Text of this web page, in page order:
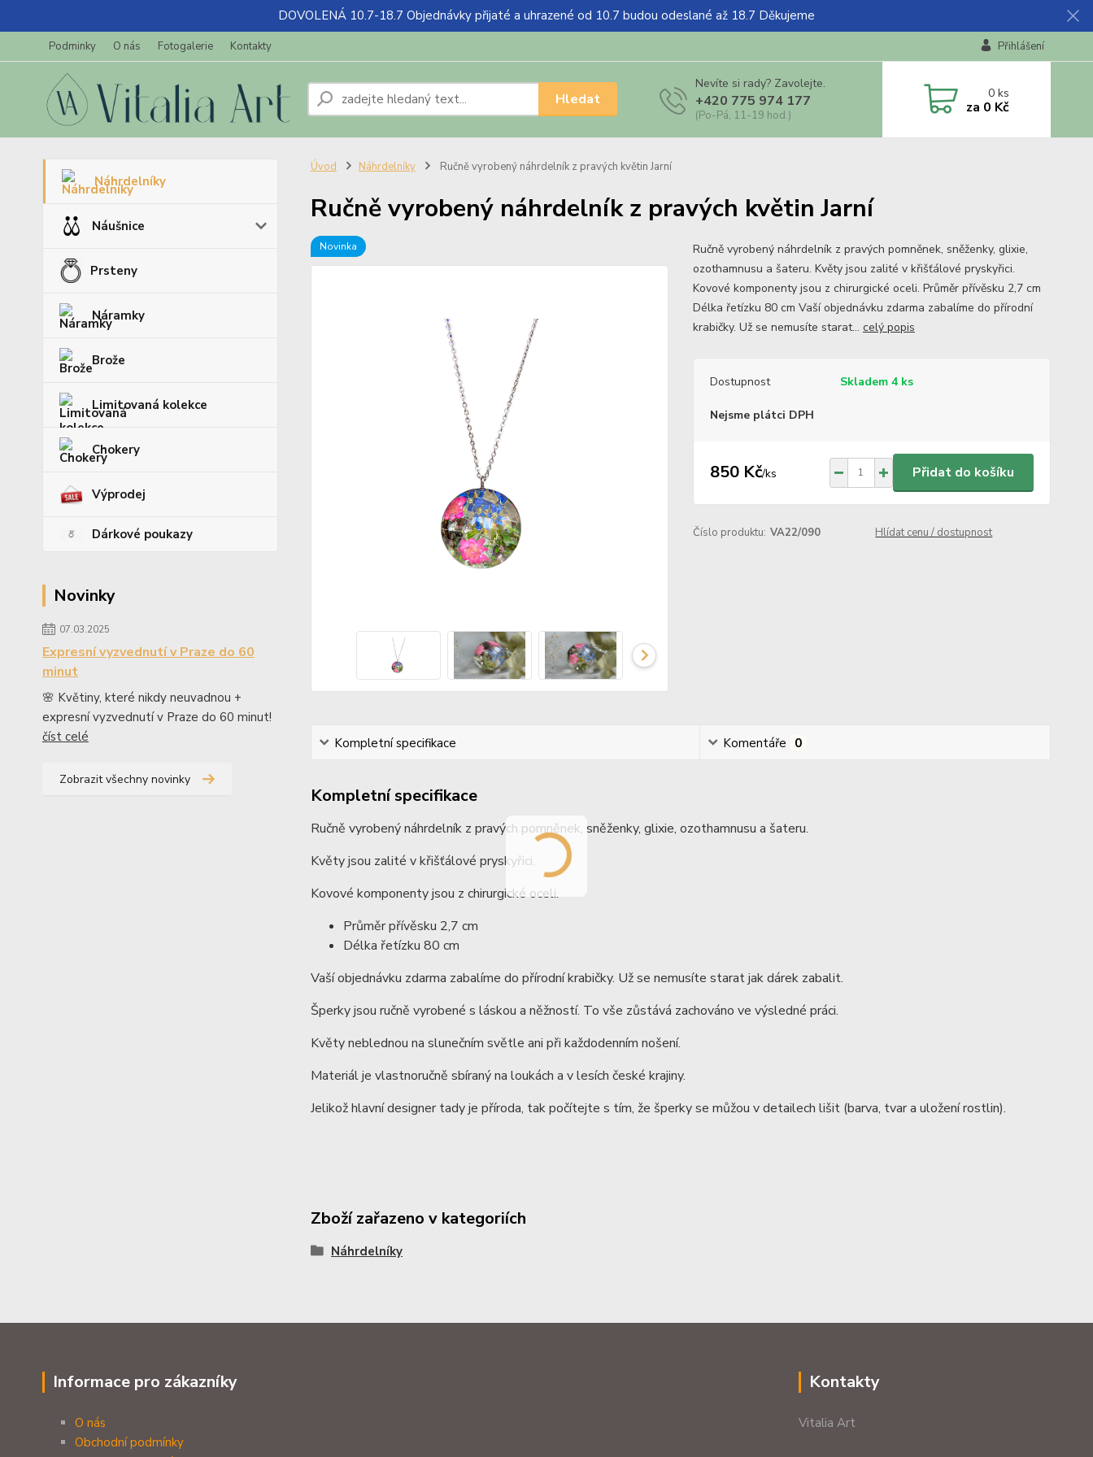
DOVOLENÁ 10.7-18.7 Objednávky přijaté a uhrazené od 10.7 budou odeslané až 18.7 Děkujeme
Podminky O nás Fotogalerie Kontakty Přihlášení
Hledat
Nevíte si rady? Zavolejte.
+420 775 974 177
(Po-Pá, 11-19 hod.)
0ks
za 0 Kč
Náhrdelníky
Náušnice
Prsteny
Náramky
Brože
Limitovaná kolekce
Chokery
Výprodej
Dárkové poukazy
Novinky
07.03.2025
Expresní vyzvednutí v Praze do 60
minut
🌸 Květiny, které nikdy neuvadnou +
expresní vyzvednutí v Praze do 60 minut!
číst celé
Zobrazit všechny novinky
Úvod Náhrdelníky Ručně vyrobený náhrdelník z pravých květin Jarní
Ručně vyrobený náhrdelník z pravých květin Jarní
Novinka
Ručně vyrobený náhrdelník z pravých pomněnek, sněženky, glixie,
ozothamnusu a šateru. Květy jsou zalité v křišťálové pryskyřici.
Kovové komponenty jsou z chirurgické oceli. Průměr přívěsku 2,7 cm
Délka řetízku 80 cm Vaší objednávku zdarma zabalíme do přírodní
krabičky. Už se nemusíte starat... celý popis
Dostupnost Skladem 4 ks
Nejsme plátci DPH
850 Kč/ks Přidat do košíku
Číslo produktu: VA22/090 Hlídat cenu / dostupnost
Kompletní specifikace Komentáře 0
Kompletní specifikace
Ručně vyrobený náhrdelník z pravých pomněnek, sněženky, glixie, ozothamnusu a šateru.
Květy jsou zalité v křišťálové pryskyřici.
Kovové komponenty jsou z chirurgické oceli.
Průměr přívěsku 2,7 cm
Délka řetízku 80 cm
Vaší objednávku zdarma zabalíme do přírodní krabičky. Už se nemusíte starat jak dárek zabalit.
Šperky jsou ručně vyrobené s láskou a něžností. To vše zůstává zachováno ve výsledné práci.
Květy neblednou na slunečním světle ani při každodenním nošení.
Materiál je vlastnoručně sbíraný na loukách a v lesích české krajiny.
Jelikož hlavní designer tady je příroda, tak počítejte s tím, že šperky se můžou v detailech lišit (barva, tvar a uložení rostlin).
Zboží zařazeno v kategoriích
Náhrdelníky
Informace pro zákazníky
O nás
Obchodní podmínky
Kontakty
Vitalia Art